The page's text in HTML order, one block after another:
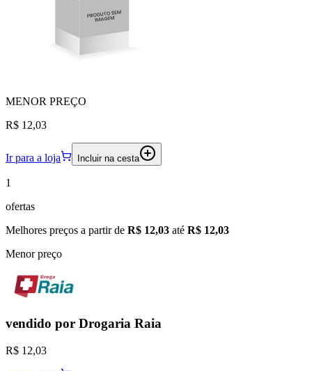
MENOR PREÇO
R$ 12,03
Ir para a loja Incluir na cesta
1
ofertas
Melhores preços a partir de R$ 12,03 até R$ 12,03
Menor preço
vendido por Drogaria Raia
R$ 12,03